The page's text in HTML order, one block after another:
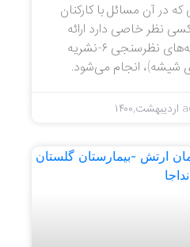
که در آن مسائل با کارکنان
نظر خاصی دارد ارائه
می‌دهد) ۵-توزیع برگه‌های نظرسنجی ۶-نشریه
شیشه)، انجام می‌شود.